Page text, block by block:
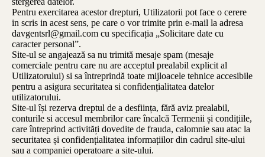
Pentru exercitarea acestor drepturi, Utilizatorii pot face o cerere
in scris in acest sens, pe care o vor trimite prin e-mail la adresa
davgentsrl@gmail.com cu specificația „Solicitare date cu
caracter personal”.
Site-ul se angajează sa nu trimită mesaje spam (mesaje
comerciale pentru care nu are acceptul prealabil explicit al
Utilizatorului) si sa întreprindă toate mijloacele tehnice accesibile
pentru a asigura securitatea si confidențialitatea datelor
utilizatorului.
Site-ul își rezerva dreptul de a desființa, fără aviz prealabil,
conturile si accesul membrilor care încalcă Termenii și condițiile,
care întreprind activități dovedite de frauda, calomnie sau atac la
securitatea și confidențialitatea informațiilor din cadrul site-ului
sau a companiei operatoare a site-ului.